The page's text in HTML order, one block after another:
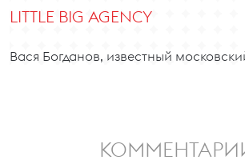
LITTLE BIG AGENCY
Вася Богданов, известный